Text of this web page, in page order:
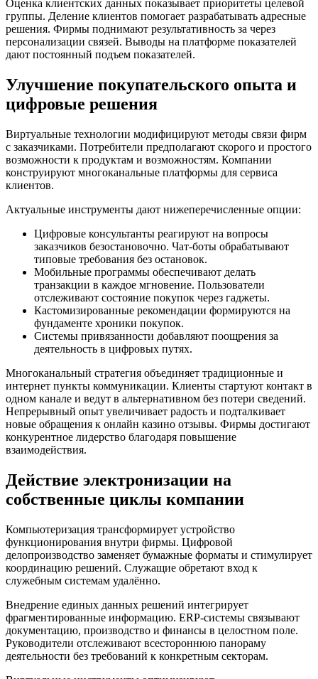
Оценка клиентских данных показывает приоритеты целевой
группы. Деление клиентов помогает разрабатывать адресные
решения. Фирмы поднимают результативность за через
персонализации связей. Выводы на платформе показателей
дают постоянный подъем показателей.
Улучшение покупательского опыта и
цифровые решения
Виртуальные технологии модифицируют методы связи фирм
с заказчиками. Потребители предполагают скорого и простого
возможности к продуктам и возможностям. Компании
конструируют многоканальные платформы для сервиса
клиентов.
Актуальные инструменты дают нижеперечисленные опции:
Цифровые консультанты реагируют на вопросы
заказчиков безостановочно. Чат-боты обрабатывают
типовые требования без остановок.
Мобильные программы обеспечивают делать
транзакции в каждое мгновение. Пользователи
отслеживают состояние покупок через гаджеты.
Кастомизированные рекомендации формируются на
фундаменте хроники покупок.
Системы привязанности добавляют поощрения за
деятельность в цифровых путях.
Многоканальный стратегия объединяет традиционные и
интернет пункты коммуникации. Клиенты стартуют контакт в
одном канале и ведут в альтернативном без потери сведений.
Непрерывный опыт увеличивает радость и подталкивает
новые обращения к онлайн казино отзывы. Фирмы достигают
конкурентное лидерство благодаря повышение
взаимодействия.
Действие электронизации на
собственные циклы компании
Компьютеризация трансформирует устройство
функционирования внутри фирмы. Цифровой
делопроизводство заменяет бумажные форматы и стимулирует
координацию решений. Служащие обретают вход к
служебным системам удалённо.
Внедрение единых данных решений интегрирует
фрагментированные информацию. ERP-системы связывают
документацию, производство и финансы в целостном поле.
Руководители отслеживают всестороннюю панораму
деятельности без требований к конкретным секторам.